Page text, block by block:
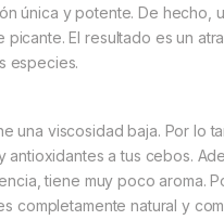
única y potente. De hecho,
El resultado es un
especies.
una viscosidad baja. Por lo
a tus cebos.
tiene muy poco aroma.
completamente natural y